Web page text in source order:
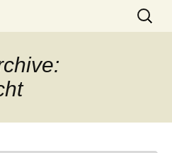
Suchen
nach: